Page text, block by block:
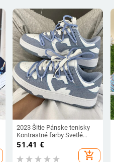
2023 Šitie Pánske tenisky
Kontrastné farby Svetlé
ploché topánky Dámske
outdoorové luxusné pánske
bežecké topánky so vzorom
51.41 €
add_shopping_cart